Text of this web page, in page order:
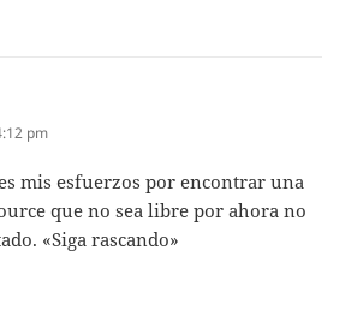
pm
mis esfuerzos por encontrar una
que no sea libre por ahora no
«Siga rascando»